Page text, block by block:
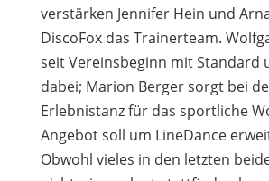
verstärken Jennifer Hein und
DiscoFox das Trainerteam.
seit Vereinsbeginn mit Standard
dabei; Marion Berger sorgt bei
Erlebnistanz für das sportliche
Angebot soll um LineDance
Obwohl vieles in den letzten